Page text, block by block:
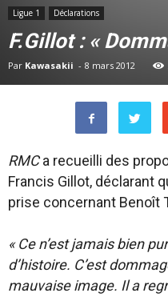
Ligue 1 Déclarations
F.Gillot : «
Par Kawasakii - 8 mars 2012
RMCa recueilli des
Francis Gillot, déclarant
prise concernant Benoît
« Ce n’est jamais bien
d’histoire. C’est
mauvaise image. Il a